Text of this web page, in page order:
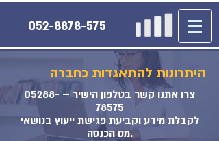
052-8878-575
היתרונות להתאגדות כחברה
צרו אתנו קשר בטלפון הישיר – 05288-
78575
לקבלת מידע וקביעת פגישת ייעוץ בנושאי
מס הכנסה.